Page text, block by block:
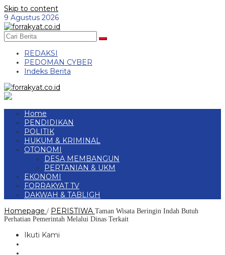
Skip to content
9 Agustus 2026
REDAKSI
PEDOMAN CYBER
Indeks Berita
Home
PENDIDIKAN
POLITIK
HUKUM & KRIMINAL
OTONOMI
DESA MEMBANGUN
PERTANIAN & UKM
EKONOMI
FORRAKYAT TV
DAKWAH & TABLIGH
Homepage / PERISTIWA Taman Wisata Beringin Indah Butuh
Perhatian Pemerintah Melalui Dinas Terkait
Ikuti Kami